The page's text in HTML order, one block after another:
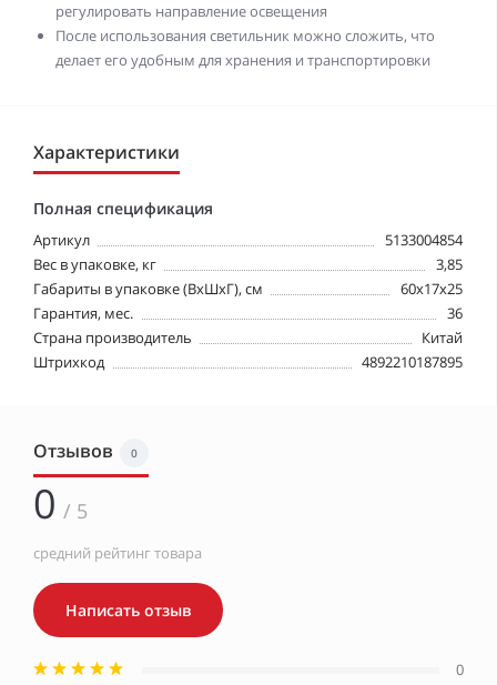
регулировать направление освещения
После использования светильник можно сложить, что
делает его удобным для хранения и транспортировки
Характеристики
Полная спецификация
Артикул
5133004854
Вес в упаковке, кг
3,85
Габариты в упаковке (ВхШхГ), см
60x17x25
Гарантия, мес.
36
Страна производитель
Китай
Штрихкод
4892210187895
Отзывов 0
0 / 5
средний рейтинг товара
Написать отзыв
0